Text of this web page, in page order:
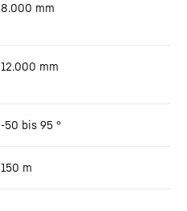
8.000 mm
12.000 mm
-50 bis 95 °
150 m